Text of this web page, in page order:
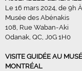
Le 16 mars 2024, de 9h
Musée des Abénakis
108, Rue Waban-Aki
Odanak, QC, J0G 1H0
VISITE GUIDÉE AU
MONTRÉAL